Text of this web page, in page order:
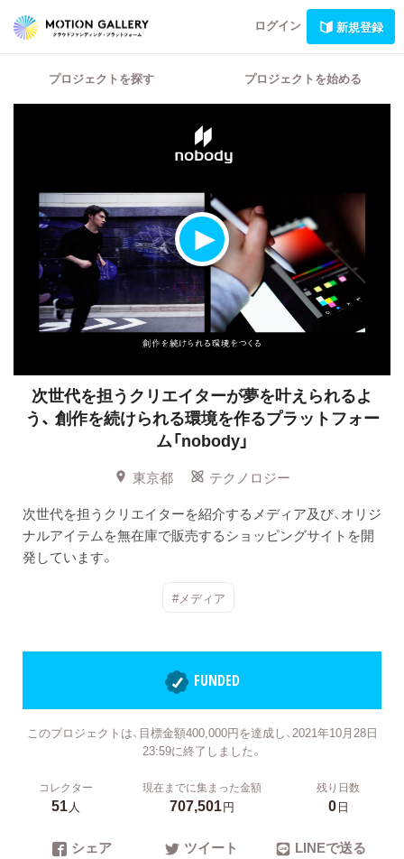
ログイン 新規登録
プロジェクトを探す プロジェクトを始める
次世代を担うクリエイターが夢を叶えられるよ
う、 創作を続けられる環境を作るプラットフォー
ム「nobody」
東京都
テクノロジー
次世代を担うクリエイターを紹介するメディア及び、オリジ
ナルアイテムを無在庫で販売するショッピングサイトを開
発しています。
#メディア
FUNDED
このプロジェクトは、目標金額400,000円を達成し、2021年10月28日
23:59に終了しました。
コレクター
51人
現在までに集まった金額
707,501円
残り日数
0日
シェア ツイート LINEで送る